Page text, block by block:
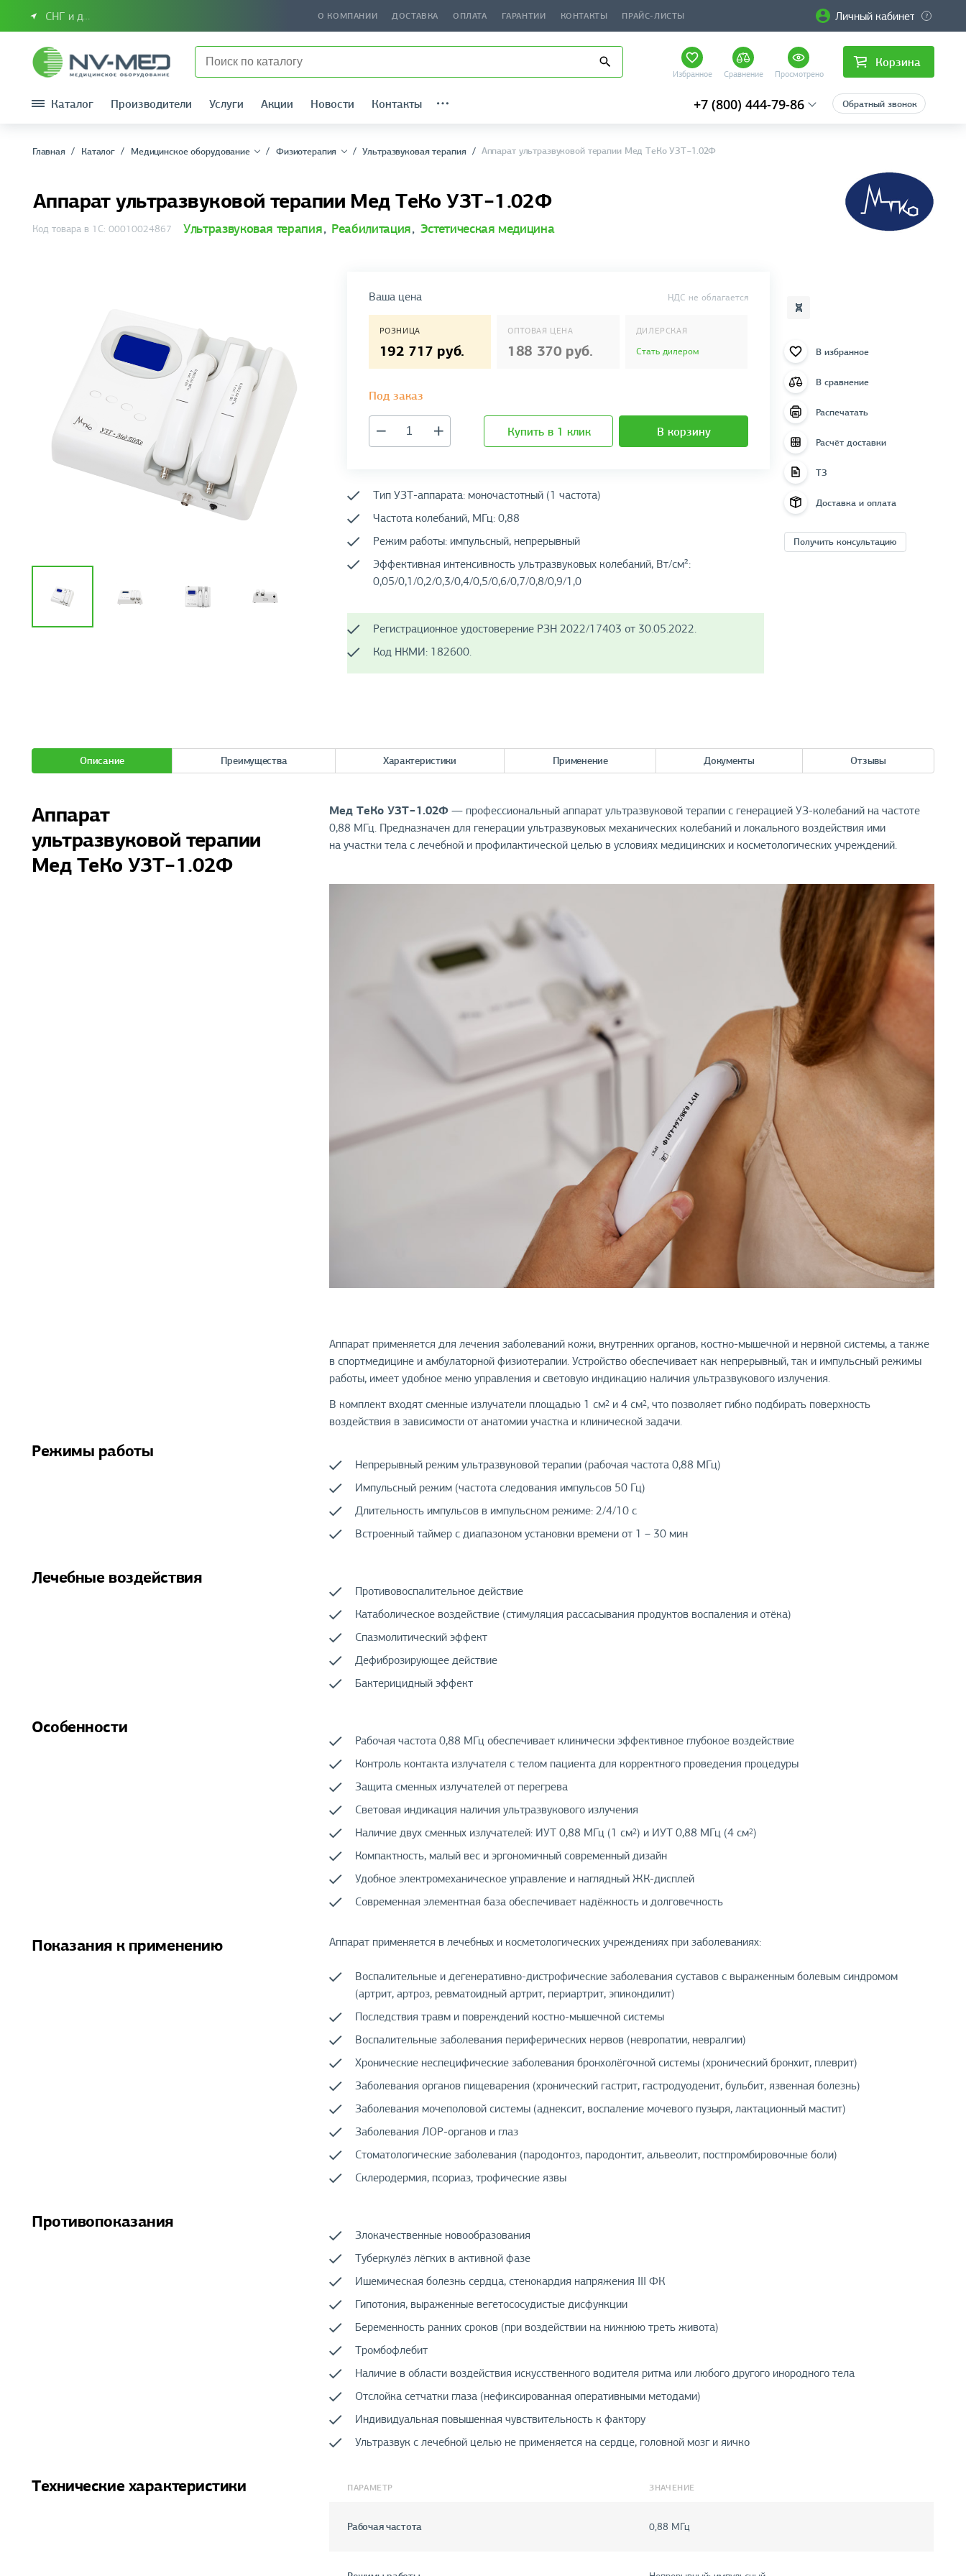
СНГ и другие страны О КОМПАНИИ ДОСТАВКА ОПЛАТА ГАРАНТИИ КОНТАКТЫ ПРАЙС-ЛИСТЫ Личный кабинет
Избранное Сравнение Просмотрено
Корзина
Каталог Производители Услуги Акции Новости Контакты +7 (800) 444-79-86 Обратный звонок
Главная Каталог Медицинское оборудование Физиотерапия Ультразвуковая терапия Аппарат ультразвуковой терапии Мед ТеКо УЗТ−1.02Ф
Аппарат ультразвуковой терапии Мед ТеКо УЗТ−1.02Ф
Код товара в 1С: 00010024867 Ультразвуковая терапия, Реабилитация, Эстетическая медицина
Ваша цена НДС не облагается
РОЗНИЦА
192 717 руб.
ОПТОВАЯ ЦЕНА
188 370 руб.
ДИЛЕРСКАЯ
Стать дилером
Под заказ
Купить в 1 клик В корзину
Тип УЗТ-аппарата: моночастотный (1 частота)
Частота колебаний, МГц: 0,88
Режим работы: импульсный, непрерывный
Эффективная интенсивность ультразвуковых колебаний, Вт/см²:
0,05/0,1/0,2/0,3/0,4/0,5/0,6/0,7/0,8/0,9/1,0
Регистрационное удостоверение РЗН 2022/17403 от 30.05.2022.
Код НКМИ: 182600.
В избранное
В сравнение
Распечатать
Расчёт доставки
ТЗ
Доставка и оплата
Получить консультацию
Описание Преимущества Характеристики Применение Документы Отзывы
Аппарат
ультразвуковой терапии
Мед ТеКо УЗТ−1.02Ф
Мед ТеКо УЗТ−1.02Ф — профессиональный аппарат ультразвуковой терапии с генерацией УЗ-колебаний на частоте
0,88 МГц. Предназначен для генерации ультразвуковых механических колебаний и локального воздействия ими
на участки тела с лечебной и профилактической целью в условиях медицинских и косметологических учреждений.
Аппарат применяется для лечения заболеваний кожи, внутренних органов, костно-мышечной и нервной системы, а также
в спортмедицине и амбулаторной физиотерапии. Устройство обеспечивает как непрерывный, так и импульсный режимы
работы, имеет удобное меню управления и световую индикацию наличия ультразвукового излучения.
В комплект входят сменные излучатели площадью 1 см2 и 4 см2, что позволяет гибко подбирать поверхность
воздействия в зависимости от анатомии участка и клинической задачи.
Режимы работы
Непрерывный режим ультразвуковой терапии (рабочая частота 0,88 МГц)
Импульсный режим (частота следования импульсов 50 Гц)
Длительность импульсов в импульсном режиме: 2/4/10 с
Встроенный таймер с диапазоном установки времени от 1 – 30 мин
Лечебные воздействия
Противовоспалительное действие
Катаболическое воздействие (стимуляция рассасывания продуктов воспаления и отёка)
Спазмолитический эффект
Дефиброзирующее действие
Бактерицидный эффект
Особенности
Рабочая частота 0,88 МГц обеспечивает клинически эффективное глубокое воздействие
Контроль контакта излучателя с телом пациента для корректного проведения процедуры
Защита сменных излучателей от перегрева
Световая индикация наличия ультразвукового излучения
Наличие двух сменных излучателей: ИУТ 0,88 МГц (1 см2) и ИУТ 0,88 МГц (4 см2)
Компактность, малый вес и эргономичный современный дизайн
Удобное электромеханическое управление и наглядный ЖК-дисплей
Современная элементная база обеспечивает надёжность и долговечность
Показания к применению Аппарат применяется в лечебных и косметологических учреждениях при заболеваниях:
Воспалительные и дегенеративно-дистрофические заболевания суставов с выраженным болевым синдромом
(артрит, артроз, ревматоидный артрит, периартрит, эпикондилит)
Последствия травм и повреждений костно-мышечной системы
Воспалительные заболевания периферических нервов (невропатии, невралгии)
Хронические неспецифические заболевания бронхолёгочной системы (хронический бронхит, плеврит)
Заболевания органов пищеварения (хронический гастрит, гастродуоденит, бульбит, язвенная болезнь)
Заболевания мочеполовой системы (аднексит, воспаление мочевого пузыря, лактационный мастит)
Заболевания ЛОР-органов и глаз
Стоматологические заболевания (пародонтоз, пародонтит, альвеолит, постпромбировочные боли)
Склеродермия, псориаз, трофические язвы
Противопоказания
Злокачественные новообразования
Туберкулёз лёгких в активной фазе
Ишемическая болезнь сердца, стенокардия напряжения III ФК
Гипотония, выраженные вегетососудистые дисфункции
Беременность ранних сроков (при воздействии на нижнюю треть живота)
Тромбофлебит
Наличие в области воздействия искусственного водителя ритма или любого другого инородного тела
Отслойка сетчатки глаза (нефиксированная оперативными методами)
Индивидуальная повышенная чувствительность к фактору
Ультразвук с лечебной целью не применяется на сердце, головной мозг и яичко
Технические характеристики ПАРАМЕТР ЗНАЧЕНИЕ
Рабочая частота 0,88 МГц